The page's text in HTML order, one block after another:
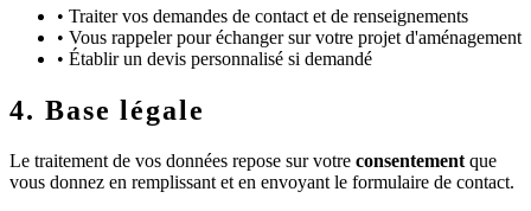
• Traiter vos demandes de contact et de renseignements
• Vous rappeler pour échanger sur votre projet d'aménagement
• Établir un devis personnalisé si demandé
4. Base légale
Le traitement de vos données repose sur votre consentement que
vous donnez en remplissant et en envoyant le formulaire de contact.